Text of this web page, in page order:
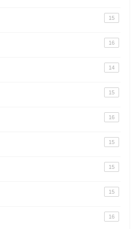
15
16
14
15
16
15
15
15
16